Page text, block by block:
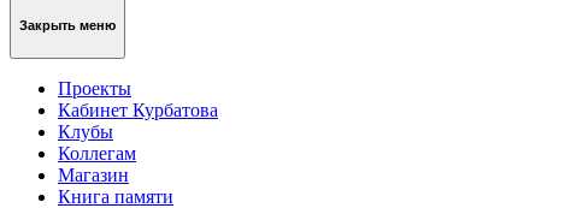
Закрыть меню
Проекты
Кабинет Курбатова
Клубы
Коллегам
Магазин
Книга памяти